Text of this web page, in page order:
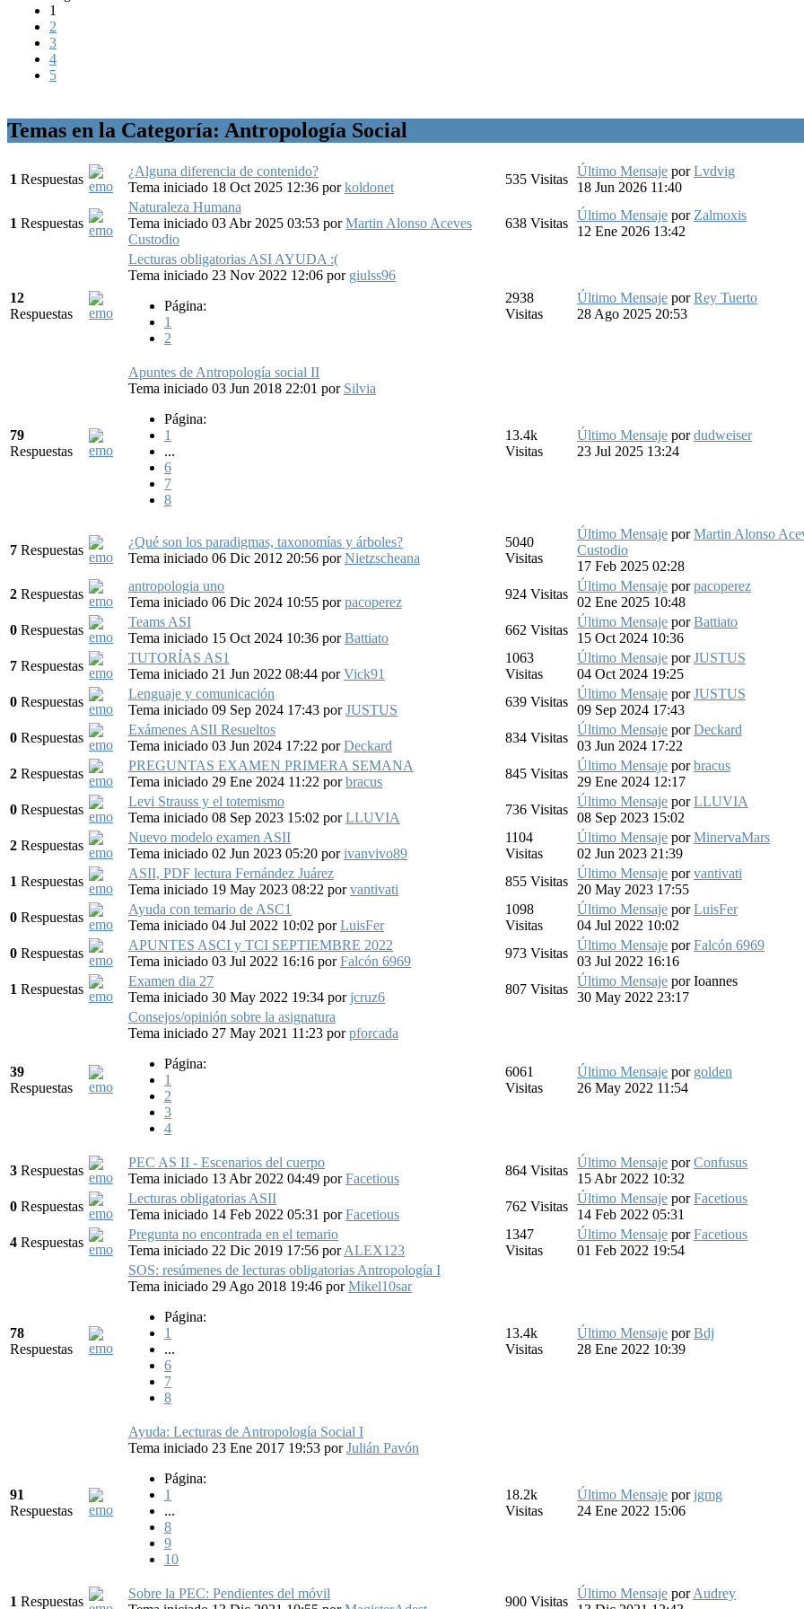
1
2
3
4
5
Temas en la Categoría: Antropología Social
1 Respuestas
¿Alguna diferencia de contenido?
Tema iniciado 18 Oct 2025 12:36 porkoldonet
535 Visitas
Último Mensaje porLvdvig
18 Jun 2026 11:40
1 Respuestas
Naturaleza Humana
Tema iniciado 03 Abr 2025 03:53 porMartin Alonso Aceves
Custodio
638 Visitas
Último Mensaje por Zalmoxis
12 Ene 2026 13:42
12
Respuestas
Lecturas obligatorias ASI AYUDA :(
Tema iniciado 23 Nov 2022 12:06 por giulss96
Página:
1
2
2938
Visitas
Último Mensaje porRey Tuerto
28 Ago 2025 20:53
79
Respuestas
Apuntes de Antropología social II
Tema iniciado 03 Jun 2018 22:01 por Silvia
Página:
1
...
6
7
8
13.4k
Visitas
Último Mensaje pordudweiser
23 Jul 2025 13:24
7 Respuestas
¿Qué son los paradigmas, taxonomías y árboles?
Tema iniciado 06 Dic 2012 20:56 porNietzscheana
5040
Visitas
Último Mensaje porMartin Alonso
Custodio
17 Feb 2025 02:28
2 Respuestas
antropologia uno
Tema iniciado 06 Dic 2024 10:55 porpacoperez
924 Visitas
Último Mensaje porpacoperez
02 Ene 2025 10:48
0 Respuestas
Teams ASI
Tema iniciado 15 Oct 2024 10:36 porBattiato
662 Visitas
Último Mensaje porBattiato
15 Oct 2024 10:36
7 Respuestas
TUTORÍAS AS1
Tema iniciado 21 Jun 2022 08:44 porVick91
1063
Visitas
Último Mensaje porJUSTUS
04 Oct 2024 19:25
0 Respuestas
Lenguaje y comunicación
Tema iniciado 09 Sep 2024 17:43 porJUSTUS
639 Visitas
Último Mensaje porJUSTUS
09 Sep 2024 17:43
0 Respuestas
Exámenes ASII Resueltos
Tema iniciado 03 Jun 2024 17:22 porDeckard
834 Visitas
Último Mensaje porDeckard
03 Jun 2024 17:22
2 Respuestas
PREGUNTAS EXAMEN PRIMERA SEMANA
Tema iniciado 29 Ene 2024 11:22 porbracus
845 Visitas
Último Mensaje porbracus
29 Ene 2024 12:17
0 Respuestas
Levi Strauss y el totemismo
Tema iniciado 08 Sep 2023 15:02 porLLUVIA
736 Visitas
Último Mensaje porLLUVIA
08 Sep 2023 15:02
2 Respuestas
Nuevo modelo examen ASII
Tema iniciado 02 Jun 2023 05:20 porivanvivo89
1104
Visitas
Último Mensaje porMinervaMars
02 Jun 2023 21:39
1 Respuestas
ASII, PDF lectura Fernández Juárez
Tema iniciado 19 May 2023 08:22 porvantivati
855 Visitas
Último Mensaje porvantivati
20 May 2023 17:55
0 Respuestas
Ayuda con temario de ASC1
Tema iniciado 04 Jul 2022 10:02 porLuisFer
1098
Visitas
Último Mensaje porLuisFer
04 Jul 2022 10:02
0 Respuestas
APUNTES ASCI y TCI SEPTIEMBRE 2022
Tema iniciado 03 Jul 2022 16:16 porFalcón 6969
973 Visitas
Último Mensaje porFalcón 6969
03 Jul 2022 16:16
1 Respuestas
Examen dia 27
Tema iniciado 30 May 2022 19:34 porjcruz6
807 Visitas
Último Mensaje porIoannes
30 May 2022 23:17
39
Respuestas
Consejos/opinión sobre la asignatura
Tema iniciado 27 May 2021 11:23 porpforcada
Página:
1
2
3
4
6061
Visitas
Último Mensaje por golden
26 May 2022 11:54
3 Respuestas
PEC AS II - Escenarios del cuerpo
Tema iniciado 13 Abr 2022 04:49 porFacetious
864 Visitas
Último Mensaje porConfusus
15 Abr 2022 10:32
0 Respuestas
Lecturas obligatorias ASII
Tema iniciado 14 Feb 2022 05:31 porFacetious
762 Visitas
Último Mensaje porFacetious
14 Feb 2022 05:31
4 Respuestas
Pregunta no encontrada en el temario
Tema iniciado 22 Dic 2019 17:56 porALEX123
1347
Visitas
Último Mensaje porFacetious
01 Feb 2022 19:54
78
Respuestas
SOS: resúmenes de lecturas obligatorias Antropología I
Tema iniciado 29 Ago 2018 19:46 porMikel10sar
Página:
1
...
6
7
8
13.4k
Visitas
Último Mensaje porBdj
28 Ene 2022 10:39
91
Respuestas
Ayuda: Lecturas de Antropología Social I
Tema iniciado 23 Ene 2017 19:53 porJulián Pavón
Página:
1
...
8
9
10
18.2k
Visitas
Último Mensaje porjgmg
24 Ene 2022 15:06
1 Respuestas
Sobre la PEC: Pendientes del móvil
900 Visitas
Último Mensaje porAudrey